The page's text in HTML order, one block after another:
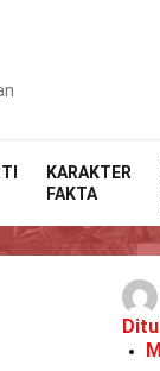
KARAKTER
FAKTA